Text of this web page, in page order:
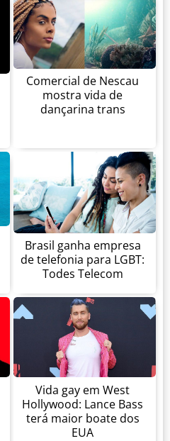
Comercial de Nescau
mostra vida de
dançarina trans
Brasil ganha empresa
de telefonia para LGBT:
Todes Telecom
Vida gay em West
Hollywood: Lance Bass
terá maior boate dos
EUA